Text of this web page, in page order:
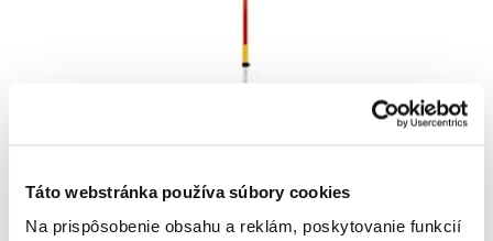
Táto webstránka používa súbory cookies
Na prispôsobenie obsahu a reklám, poskytovanie funkcií